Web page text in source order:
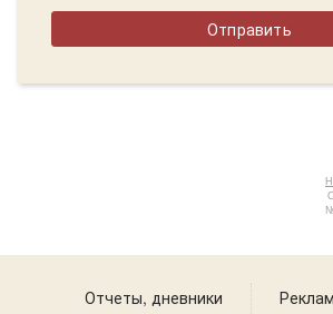
Отчеты, дневники